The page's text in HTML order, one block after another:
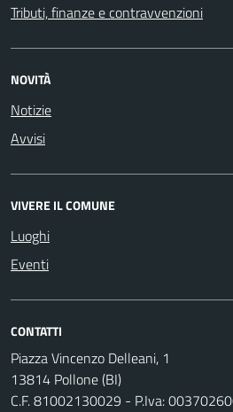
Tributi, finanze e contravvenzioni
NOVITÀ
Notizie
Avvisi
VIVERE IL COMUNE
Luoghi
Eventi
CONTATTI
Piazza Vincenzo Delleani, 1
13814 Pollone (BI)
C.F. 81002130029 - P.Iva: